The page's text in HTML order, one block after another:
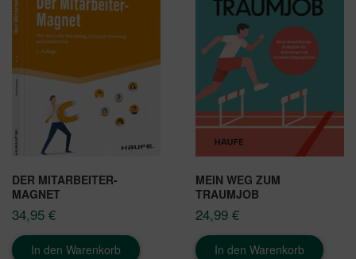
DER MITARBEITER-
MAGNET
34,95 €
In den Warenkorb
MEIN WEG ZUM
TRAUMJOB
24,99 €
In den Warenkorb